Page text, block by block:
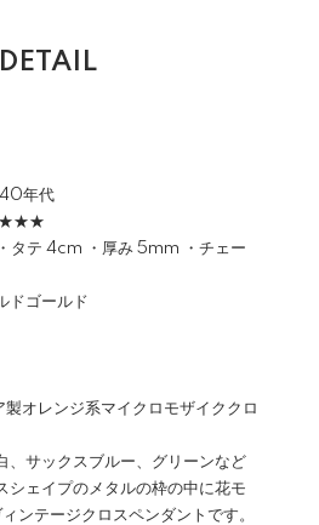
DETAIL
年代
テ 4cm ・厚み 5mm ・チェー
ドゴールド
オレンジ系マイクロモザイククロ
、サックスブルー、グリーンなど
シェイプのメタルの枠の中に花モ
ンテージクロスペンダントです。